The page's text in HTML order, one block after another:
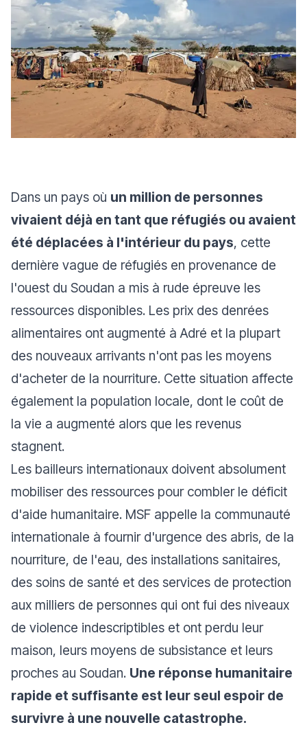
Dans un pays où un million de personnes
vivaient déjà en tant que réfugiés ou avaient
été déplacées à l'intérieur du pays, cette
dernière vague de réfugiés en provenance de
l'ouest du Soudan a mis à rude épreuve les
ressources disponibles. Les prix des denrées
alimentaires ont augmenté à Adré et la plupart
des nouveaux arrivants n'ont pas les moyens
d'acheter de la nourriture. Cette situation affecte
également la population locale, dont le coût de
la vie a augmenté alors que les revenus
stagnent.
Les bailleurs internationaux doivent absolument
mobiliser des ressources pour combler le déficit
d'aide humanitaire. MSF appelle la communauté
internationale à fournir d'urgence des abris, de la
nourriture, de l'eau, des installations sanitaires,
des soins de santé et des services de protection
aux milliers de personnes qui ont fui des niveaux
de violence indescriptibles et ont perdu leur
maison, leurs moyens de subsistance et leurs
proches au Soudan. Une réponse humanitaire
rapide et suffisante est leur seul espoir de
survivre à une nouvelle catastrophe.